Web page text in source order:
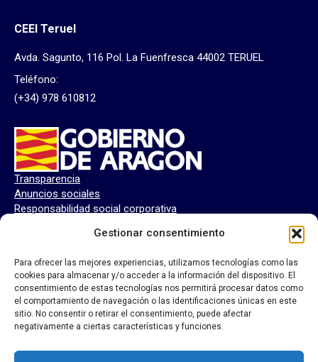
Gestionar consentimiento
Para ofrecer las mejores experiencias, utilizamos tecnologías como las
cookies para almacenar y/o acceder a la información del dispositivo. El
consentimiento de estas tecnologías nos permitirá procesar datos como
el comportamiento de navegación o las identificaciones únicas en este
sitio. No consentir o retirar el consentimiento, puede afectar
negativamente a ciertas características y funciones.
CEEI Teruel
Avda. Sagunto, 116 Pol. La Fuenfresca 44002 TERUEL
Teléfono:
(+34) 978 610812
Transparencia
Anuncios sociales
Responsabilidad social corporativa